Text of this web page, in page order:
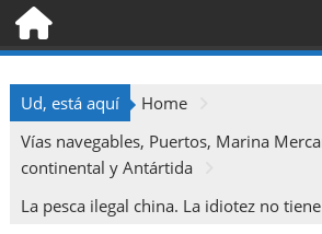
Ud, está aquí
Home
Vías navegables, Puertos, Marina
continental y Antártida
La pesca ilegal china. La idiotez no